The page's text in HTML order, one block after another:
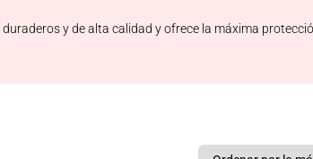
y de alta calidad y ofrece la máxima